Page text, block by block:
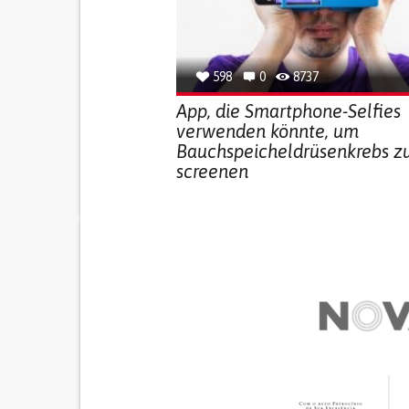
598 0 8737
App, die Smartphone-Selfies
verwenden könnte, um
Bauchspeicheldrüsenkrebs
screenen